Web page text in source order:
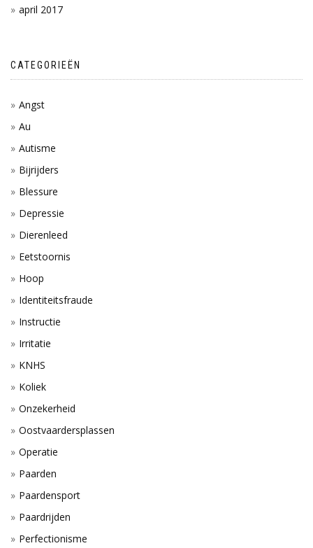
april 2017
CATEGORIEËN
Angst
Au
Autisme
Bijrijders
Blessure
Depressie
Dierenleed
Eetstoornis
Hoop
Identiteitsfraude
Instructie
Irritatie
KNHS
Koliek
Onzekerheid
Oostvaardersplassen
Operatie
Paarden
Paardensport
Paardrijden
Perfectionisme